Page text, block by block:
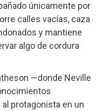
únicamente por
calles vacías, caza
y mantiene
algo de cordura
—donde Neville
protagonista en un